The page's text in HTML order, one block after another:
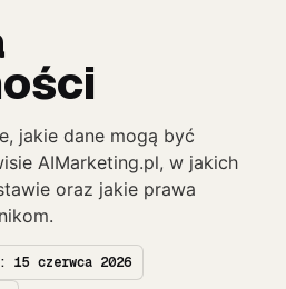
jakie dane mogą być
AIMarketing.pl, w jakich
oraz jakie prawa
czerwca 2026